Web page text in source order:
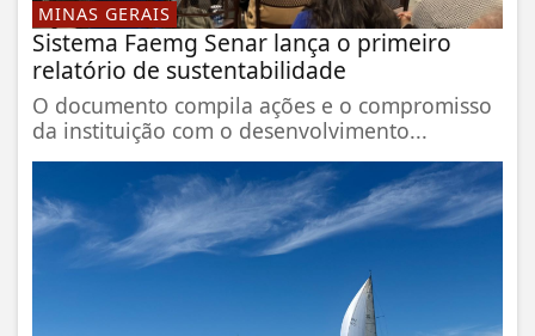
MINAS GERAIS
Sistema Faemg Senar lança o primeiro
relatório de sustentabilidade
O documento compila ações e o compromisso
da instituição com o desenvolvimento...